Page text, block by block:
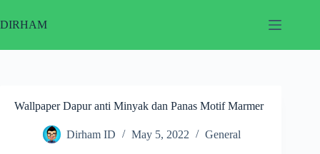
to
content
DIRHAM
Wallpaper Dapur anti Minyak dan Panas Motif Marmer
Dirham ID May 5, 2022 General